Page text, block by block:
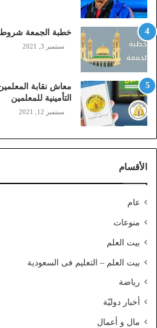
ب
ا
ي
ل
ي
ز
ي
ن
)
ا
ل
ف
ا
ا
ل
ط
ا
خطبة الجمعة
سبتمبر 3, 2021
معاش نقابة
التأمينية للمعلمين
سبتمبر 12, 2021
الأقسام
عام
منوعات
بيت العلم
بيت العلم – التعليم فى السعودية
رياضة
أخبار دوليّة
مال و أعمال